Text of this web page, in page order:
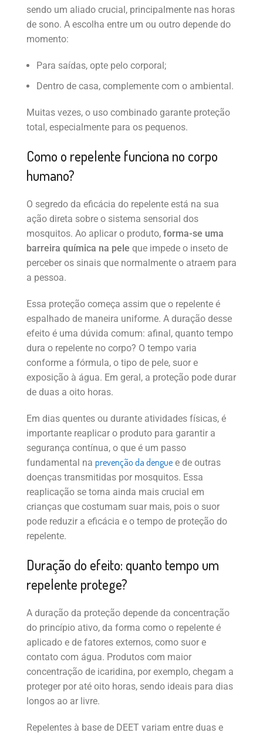
sendo um aliado crucial, principalmente nas horas
de sono. A escolha entre um ou outro depende do
momento:
Para saídas, opte pelo corporal;
Dentro de casa, complemente com o ambiental.
Muitas vezes, o uso combinado garante proteção
total, especialmente para os pequenos.
Como o repelente funciona no corpo
humano?
O segredo da eficácia do repelente está na sua
ação direta sobre o sistema sensorial dos
mosquitos. Ao aplicar o produto, forma-se uma
barreira química na pele que impede o inseto de
perceber os sinais que normalmente o atraem para
a pessoa.
Essa proteção começa assim que o repelente é
espalhado de maneira uniforme. A duração desse
efeito é uma dúvida comum: afinal, quanto tempo
dura o repelente no corpo? O tempo varia
conforme a fórmula, o tipo de pele, suor e
exposição à água. Em geral, a proteção pode durar
de duas a oito horas.
Em dias quentes ou durante atividades físicas, é
importante reaplicar o produto para garantir a
segurança contínua, o que é um passo
fundamental na prevenção da dengue e de outras
doenças transmitidas por mosquitos. Essa
reaplicação se torna ainda mais crucial em
crianças que costumam suar mais, pois o suor
pode reduzir a eficácia e o tempo de proteção do
repelente.
Duração do efeito: quanto tempo um
repelente protege?
A duração da proteção depende da concentração
do princípio ativo, da forma como o repelente é
aplicado e de fatores externos, como suor e
contato com água. Produtos com maior
concentração de icaridina, por exemplo, chegam a
proteger por até oito horas, sendo ideais para dias
longos ao ar livre.
Repelentes à base de DEET variam entre duas e